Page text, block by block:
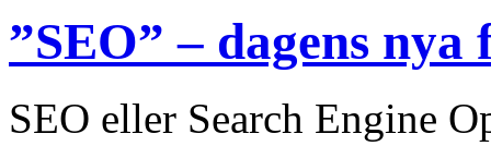
”SEO” – dagens
SEO eller Search Engine